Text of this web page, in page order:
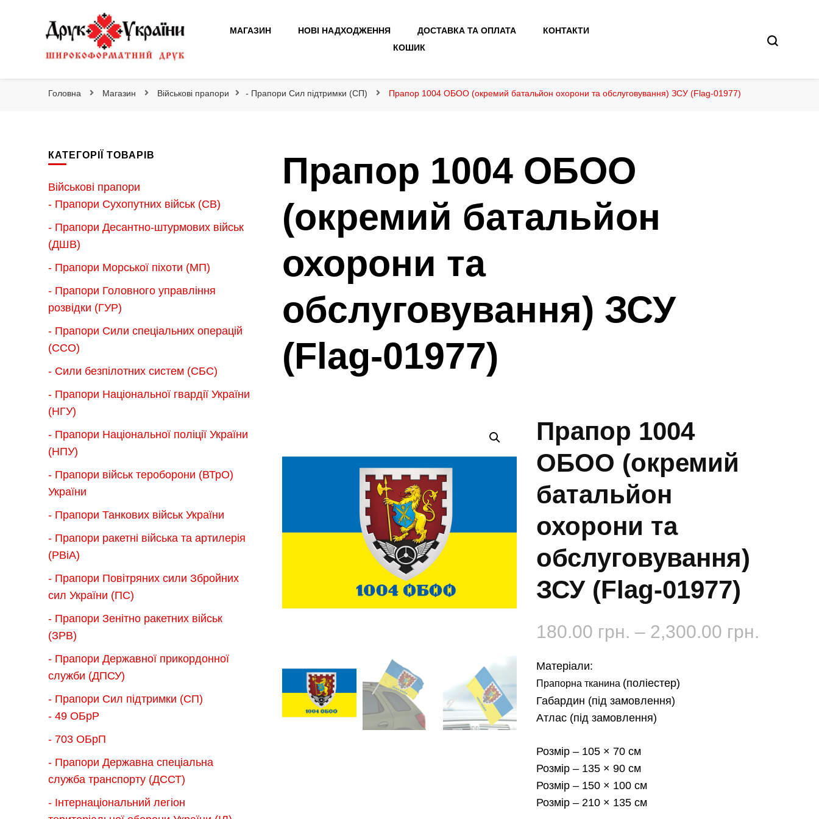
Друк України
МАГАЗИН НОВІ НАДХОДЖЕННЯ ДОСТАВКА ТА ОПЛАТА
КОНТАКТИ
КОШИК
Головна Магазин Військові прапори - Прапори Сил підтримки (СП) Прапор 1004 ОБОО (окремий батальйон охорони та обслуговування) ЗСУ (Flag-01977)
Прапор 1004 ОБОО
(окремий батальйон
охорони та
обслуговування) ЗСУ
(Flag-01977)
Прапор 1004
ОБОО (окремий
батальйон
охорони та
обслуговування)
ЗСУ (Flag-01977)
180.00 грн. – 2,300.00 грн.
Матеріали:
Прапорна тканина (поліестер)
Габардин (під замовлення)
Атлас (під замовлення)
Розмір – 105 × 70 см
Розмір – 135 × 90 см
Розмір – 150 × 100 см
Розмір – 210 × 135 см
КАТЕГОРІЇ ТОВАРІВ
Військові прапори
- Прапори Сухопутних військ (СВ)
- Прапори Десантно-штурмових військ
(ДШВ)
- Прапори Морської піхоти (МП)
- Прапори Головного управління
розвідки (ГУР)
- Прапори Сили спеціальних операцій
(ССО)
- Сили безпілотних систем (СБС)
- Прапори Національної гвардії України
(НГУ)
- Прапори Національної поліції України
(НПУ)
- Прапори військ тероборони (ВТрО)
України
- Прапори Танкових військ України
- Прапори ракетні війська та артилерія
(РВіА)
- Прапори Повітряних сили Збройних
сил України (ПС)
- Прапори Зенітно ракетних військ
(ЗРВ)
- Прапори Державної прикордонної
служби (ДПСУ)
- Прапори Сил підтримки (СП)
- 49 ОБрР
- 703 ОБрП
- Прапори Державна спеціальна
служба транспорту (ДССТ)
- Інтернаціональний легіон